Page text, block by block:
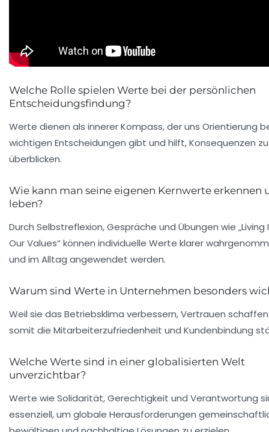
Welche Rolle spielen Werte bei der persönlichen
Entscheidungsfindung?
Werte dienen als innerer Kompass, der uns Orientierung
wichtigen Entscheidungen gibt und hilft, Konsequenzen zu
überblicken.
Wie kann man seine eigenen Kernwerte erkennen
leben?
Durch Selbstreflexion, Gespräche und Übungen wie „Living
Our Values“ können individuelle Werte klarer
und im Alltag angewendet werden.
Warum sind Werte in Unternehmen besonders
Weil sie das Betriebsklima verbessern, Vertrauen
somit die Mitarbeiterzufriedenheit und Kundenbindung
Welche Werte sind in einer globalisierten Welt
unverzichtbar?
Werte wie Solidarität, Gerechtigkeit und Verantwortung
essenziell, um globale Herausforderungen